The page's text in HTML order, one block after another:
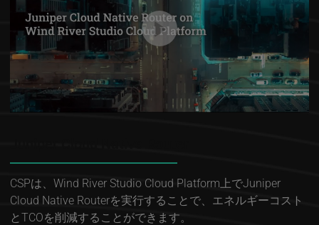
CSPは、Wind River Studio Cloud Platform上でJuniper
Cloud Native Routerを実行することで、エネルギーコスト
とTCOを削減することができます。